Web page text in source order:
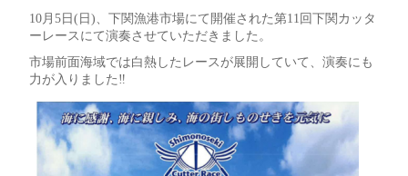
10月5日(日)、下関漁港市場にて開催された第11回下関カッタ
ーレースにて演奏させていただきました。
市場前面海域では白熱したレースが展開していて、演奏にも
力が入りました‼